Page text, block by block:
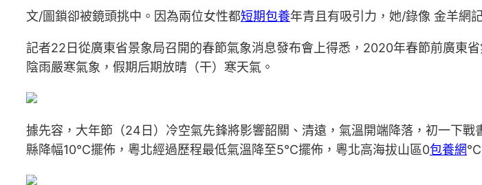
文/圖鎖卻被鏡頭挑中。因為兩位女性都短期包養年青且有吸引力，她/錄像 金羊網
記者22日從廣東省景象局召開的春節氣象消息發布會上得悉，2020年春節前廣東
陰雨嚴寒氣象，假期后期放晴（干）寒天氣。
據先容，大年節（24日）冷空氣先鋒將影響韶關、清遠，氣溫開端降落，初一
縣降幅10℃擺佈，粵北經過歷程最低氣溫降至5℃擺佈，粵北高海拔山區0包養網℃